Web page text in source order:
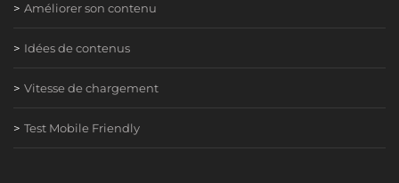
Améliorer son contenu
Idées de contenus
Vitesse de chargement
Test Mobile Friendly